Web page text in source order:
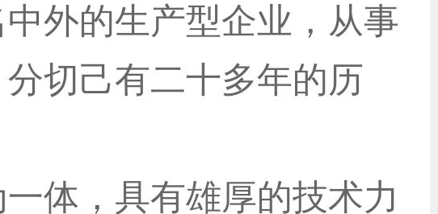
外的生产型企业，从事
切己有二十多年的历
体，具有雄厚的技术力